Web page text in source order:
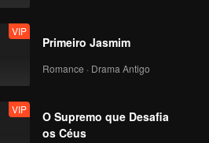
VIP
Primeiro Jasmim
Romance · Drama Antigo
VIP
O Supremo que Desafia
os Céus